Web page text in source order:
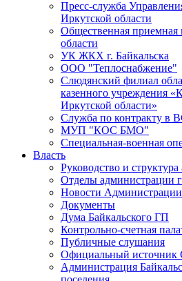
Пресс-служба
Иркутской области
Общественная приемная
области
УК ЖКХ г. Байкальска
ООО "Теплоснабжение"
Слюдянский филиал
казенного учреждения
Иркутской области»
Служба по контракту в
МУП "КОС БМО"
Специальная-военная
Власть
Руководство и
Отделы администрации
Новости Администрации
Документы
Дума Байкальского ГП
Контрольно-счетная
Публичные слушания
Официальный
Администрация